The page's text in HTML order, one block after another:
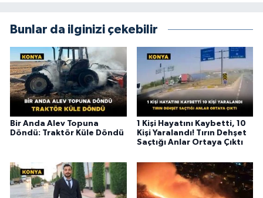
Bunlar da ilginizi çekebilir
Bir Anda Alev Topuna
Döndü: Traktör Küle Döndü
1 Kişi Hayatını Kaybetti, 10
Kişi Yaralandı! Tırın Dehşet
Saçtığı Anlar Ortaya Çıktı